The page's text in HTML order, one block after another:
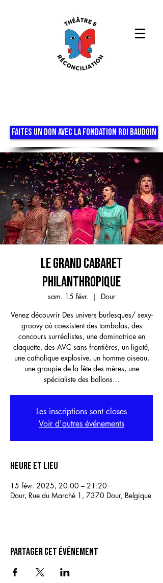
FAITES UN DON AVEC LA FONDATION ROI BAUDOIN
LE GRAND CABARET
PHILANTHROPIQUE
sam. 15 févr.
  |
Dour
Venez découvrir Des univers burlesques/ sexy-
groovy où coexistent des tombolas, des
concours surréalistes, une dominatrice en
claquette, des AVC sans frontières, un ligoté,
une catholique explosive, un homme oiseau,
une groupie de la fête des mères, une
spécialiste des ballons…
Les inscriptions sont closes
Voir d'autres événements
Heure et lieu
15 févr. 2025, 20:00 – 21:20
Dour, Rue du Marché 1, 7370 Dour, Belgique
Partager cet événement